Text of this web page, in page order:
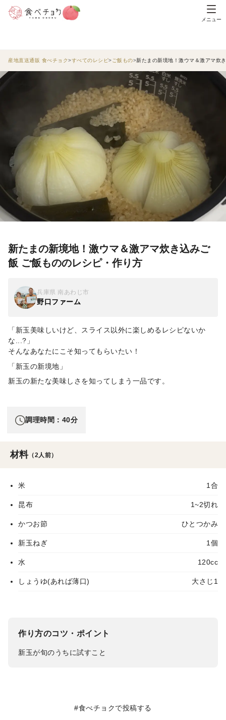
メニュー
産地直送通販 食べチョク すべてのレシピ ご飯もの 新たまの新境地！激ウマ＆激アマ炊
新たまの新境地！激ウマ＆激アマ炊き込みご
飯 ご飯もののレシピ・作り方
兵庫県 南あわじ市
野口ファーム
「新玉美味しいけど、スライス以外に楽しめるレシピないか
な...?」
そんなあなたにこそ知ってもらいたい！
「新玉の新境地」
新玉の新たな美味しさを知ってしまう一品です。
材料（2人前）
米 1合
昆布 1~2切れ
かつお節 ひとつかみ
新玉ねぎ 1個
水 120cc
しょうゆ(あれば薄口) 大さじ1
調理時間：40分
作り方のコツ・ポイント
新玉が旬のうちに試すこと
#食べチョクで投稿する